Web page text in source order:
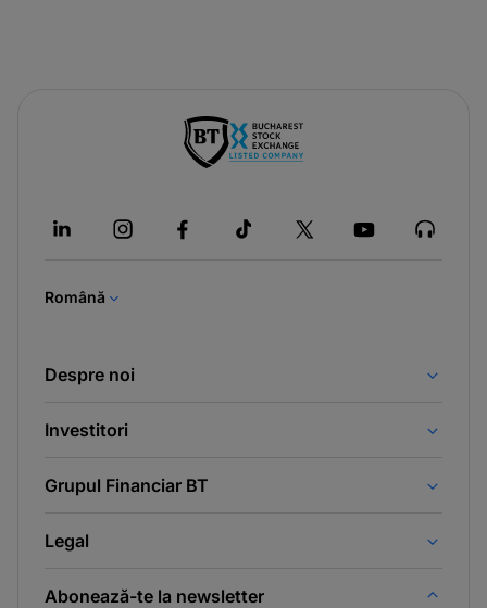
a
Română
Despre noi
Investitori
Grupul Financiar BT
Legal
Abonează-te la newsletter